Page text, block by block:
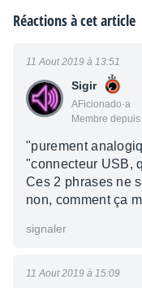
Réactions à cet article
Sigir
AFicionado·a
Membre
11 Aout 2019 à 13:51
"purement
"connecteur USB,
Ces 2 phrases ne
non, comment ça
signaler
11 Aout 2019 à 15:09